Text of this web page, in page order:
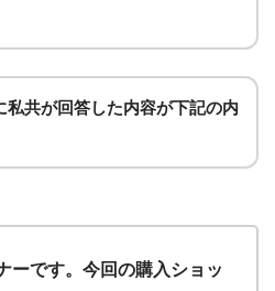
私共が回答した内容が下記の内
ーです。今回の購入ショッ